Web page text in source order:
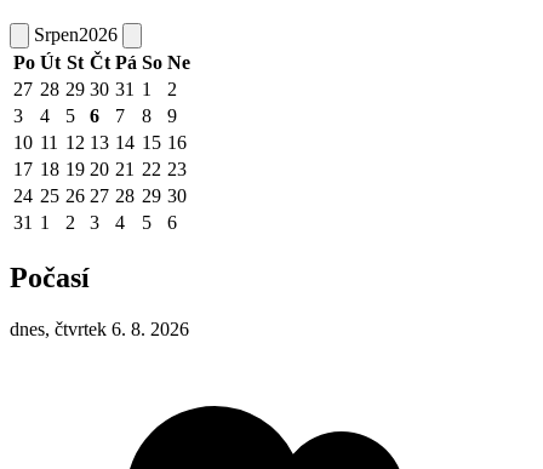
Srpen2026
Po Út St Čt Pá So Ne
27 28 29 30 31 1
2
3
4 5 6 7 8
9
10 11 12 13 14 15 16
17 18 19 20 21 22 23
24 25 26 27 28 29 30
31 1 2 3 4 5 6
Počasí
dnes, čtvrtek 6. 8. 2026